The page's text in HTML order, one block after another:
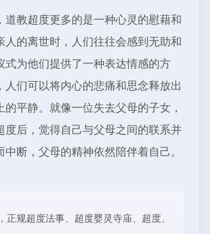
道教超度更多的是一种心灵的慰藉和
人的离世时，人们往往会感到无助和
式为他们提供了一种表达情感的方
人们可以将内心的悲痛和思念释放出
的平静。就像一位失去父母的子女，
度后，觉得自己与父母之间的联系并
中断，父母的精神依然陪伴着自己。
正规超度法事、超度婴灵寺庙、超度、